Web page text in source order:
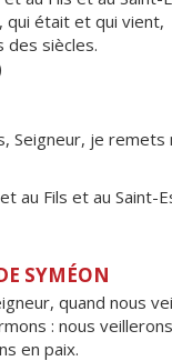
qui était et qui vient,
des siècles.
Seigneur, je remets
au Fils et au Saint-
SYMÉON
quand nous
: nous
en paix.